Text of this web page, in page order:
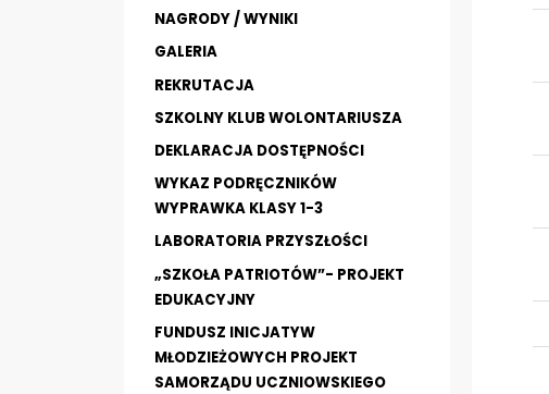
NAGRODY / WYNIKI
GALERIA
REKRUTACJA
SZKOLNY KLUB WOLONTARIUSZA
DEKLARACJA DOSTĘPNOŚCI
WYKAZ PODRĘCZNIKÓW
WYPRAWKA KLASY 1-3
LABORATORIA PRZYSZŁOŚCI
„SZKOŁA PATRIOTÓW”- PROJEKT
EDUKACYJNY
FUNDUSZ INICJATYW
MŁODZIEŻOWYCH PROJEKT
SAMORZĄDU UCZNIOWSKIEGO